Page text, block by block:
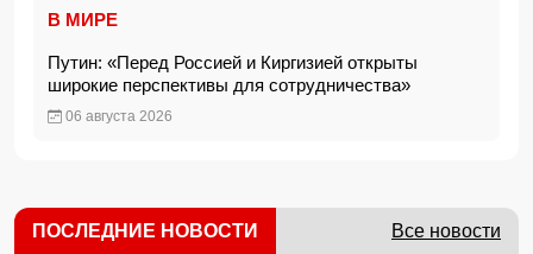
В МИРЕ
Путин: «Перед Россией и Киргизией открыты
широкие перспективы для сотрудничества»
06 августа 2026
ПОСЛЕДНИЕ НОВОСТИ Все новости